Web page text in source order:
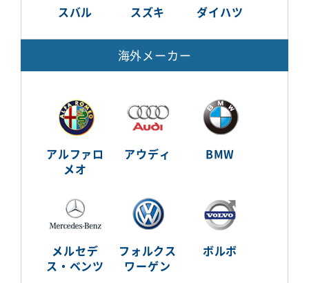
スバル スズキ ダイハツ
海外メーカー
アルファロ
メオ
アウディ BMW
メルセデ
ス・ベンツ
フォルクス
ワーゲン
ボルボ